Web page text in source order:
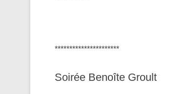
**********************
Soirée Benoîte Groult